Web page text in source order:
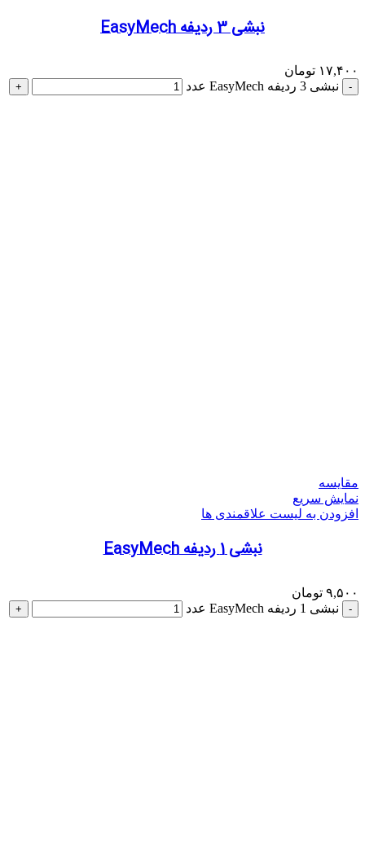
نبشی 3 ردیفه EasyMech
۱۷,۴۰۰ تومان
نبشی 3 ردیفه EasyMech عدد
مقایسه
نمایش سریع
افزودن به لیست علاقمندی ها
نبشی 1 ردیفه EasyMech
۹,۵۰۰ تومان
نبشی 1 ردیفه EasyMech عدد